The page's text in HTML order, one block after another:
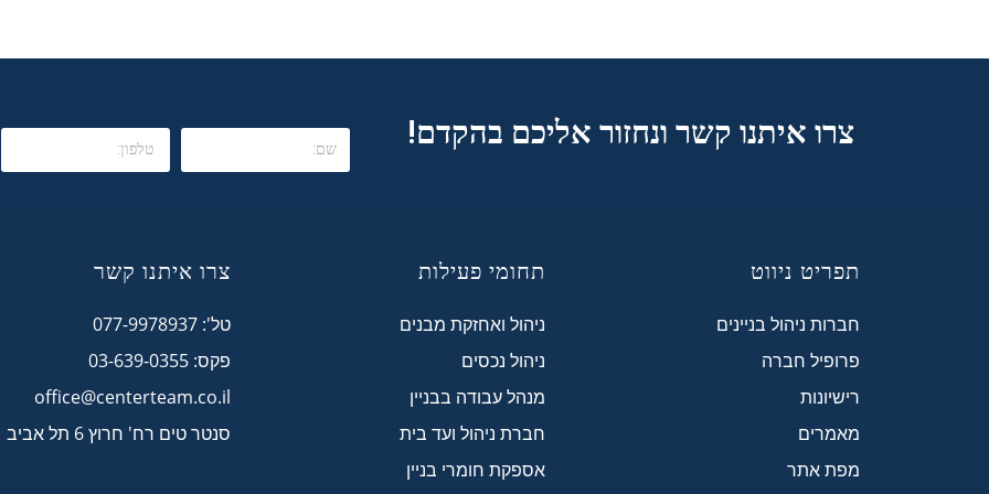
צרו איתנו קשר ונחזור אליכם בהקדם!
תפריט ניווט
חברות ניהול בניינים
פרופיל חברה
רישיונות
מאמרים
מפת אתר
תחומי פעילות
ניהול ואחזקת מבנים
ניהול נכסים
מנהל עבודה בבניין
חברת ניהול ועד בית
אספקת חומרי בניין
צרו איתנו קשר
טל': 077-9978937
פקס: 03-639-0355
office@centerteam.co.il
סנטר טים רח' חרוץ 6 תל אביב